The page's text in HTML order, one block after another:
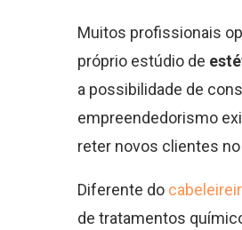
Muitos profissionais
próprio estúdio de
a possibilidade de
empreendedorismo
reter novos clientes
Diferente do
de tratamentos